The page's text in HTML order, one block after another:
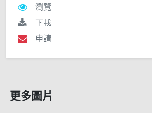
瀏覽
下載
申請
更多圖片